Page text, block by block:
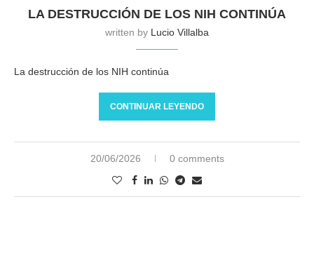
LA DESTRUCCIÓN DE LOS NIH CONTINÚA
written by Lucio Villalba
La destrucción de los NIH continúa
CONTINUAR LEYENDO
20/06/2026 0 comments